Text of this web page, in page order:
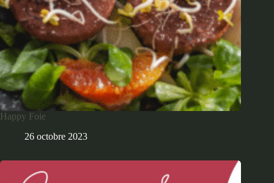
Happy Foie
26 octobre 2023